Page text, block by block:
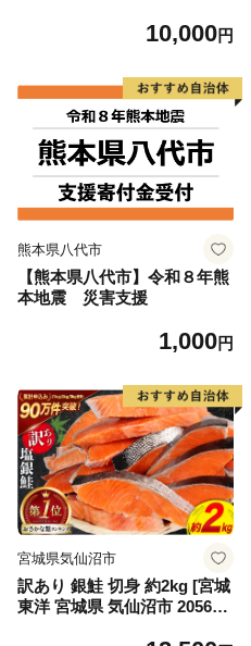
10,000円
熊本県八代市
【熊本県八代市】令和８年熊
本地震 災害支援
1,000円
宮城県気仙沼市
訳あり 銀鮭 切身 約2kg [宮城
東洋 宮城県 気仙沼市 205649